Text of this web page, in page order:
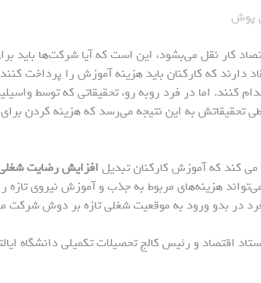
پوش
کار نقل می‌بشود، این است که آیا شرکت‌ها باید
دارند که کارکنان باید هزینه آموزش را پرداخت
کنند. اما در فرد روبه رو، تحقیقاتی که توسط
تحقیقاتش به این نتیجه می‌رسد که هزینه کردن
کند که آموزش کارکنان تبدیل افزایش رضایت
هزینه‌های مربوط به جذب و آموزش نیروی تازه
در بدو ورود به موقعیت شغلی تازه بر دوش شرکت
اقتصاد و رئیس کالج تحصیلات تکمیلی دانشگاه